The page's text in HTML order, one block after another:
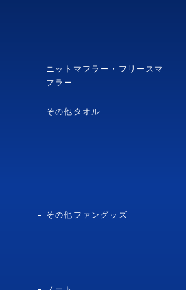
ニットマフラー・フリースマ
フラー
その他タオル
その他ファングッズ